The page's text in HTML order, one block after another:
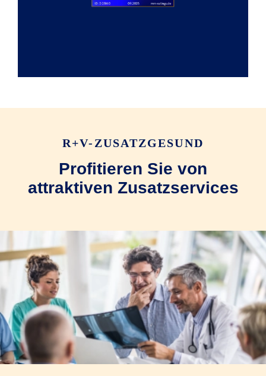
R+V-ZUSATZGESUND
Profitieren Sie von
attraktiven Zusatzservices